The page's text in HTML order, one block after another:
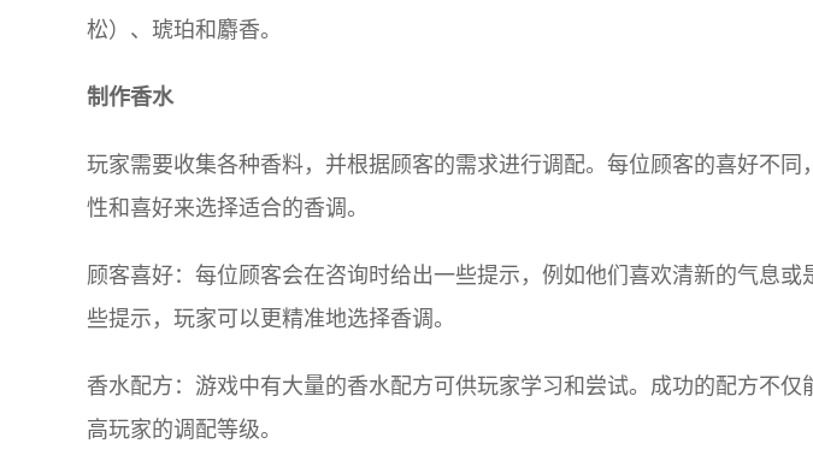
松）、琥珀和麝香。
制作香水
玩家需要收集各种香料，并根据顾客的需求进行调配。每位顾客的喜好不同
性和喜好来选择适合的香调。
顾客喜好：每位顾客会在咨询时给出一些提示，例如他们喜欢清新的气息或
些提示，玩家可以更精准地选择香调。
香水配方：游戏中有大量的香水配方可供玩家学习和尝试。成功的配方不仅
高玩家的调配等级。